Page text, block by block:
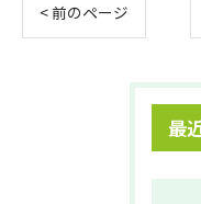
< 前のページ
最